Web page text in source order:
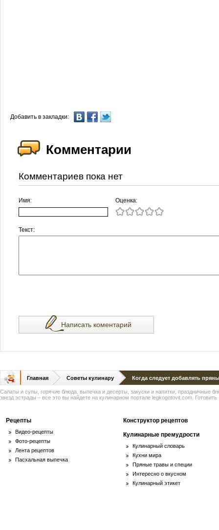
Добавить в закладки:
Комментарии
Комментариев пока нет
Имя: Оценка:
Текст:
Написать коментарий
Главная Советы кулинару Когда следует добавлять
Салаты и супы, горячие блюда, выпечка и десерты, закуски и напитки, праздничные
звезд эстрады – все это вы найдете на кулинарном портале legkogotovit.com. Готовить
Рецепты
Видео-рецепты
Фото-рецепты
Лента рецептов
Пасхальная выпечка
Конструктор рецептов
Кулинарные премудрости
Кулинарный словарь
Кухни мира
Пряные травы и специи
Интересно о вкусном
Кулинарный этикет